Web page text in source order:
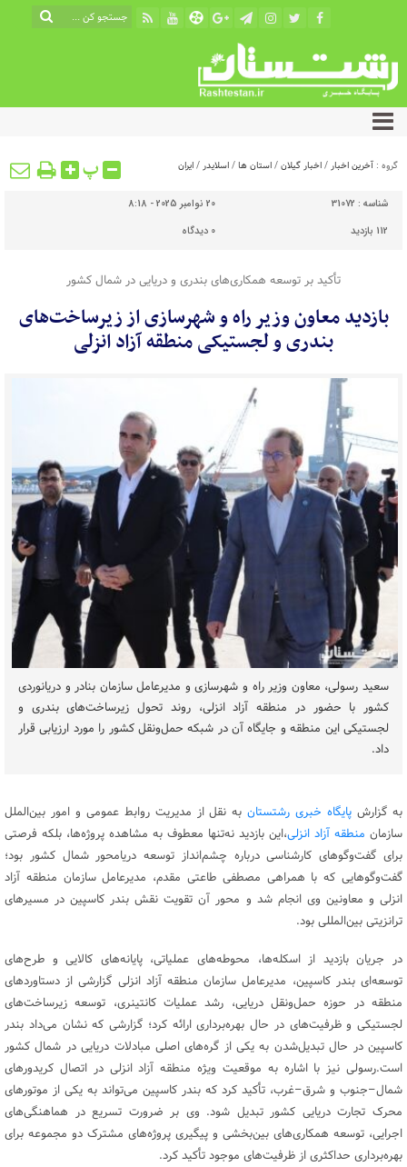
گروه : آخرین اخبار/اخبار گیلان/استان ها/اسلایدر/ایران پ
شناسه : 31072
20 نوامبر 2025 - 8:18
112 بازدید
0 دیدگاه
تأکید بر توسعه همکاری‌های بندری و دریایی در شمال کشور
بازدید معاون وزیر راه و شهرسازی از زیرساخت‌های
بندری و لجستیکی منطقه آزاد انزلی
سعید رسولی، معاون وزیر راه و شهرسازی و مدیرعامل سازمان بنادر و دریانوردی
کشور با حضور در منطقه آزاد انزلی، روند تحول زیرساخت‌های بندری و
لجستیکی این منطقه و جایگاه آن در شبکه حمل‌ونقل کشور را مورد ارزیابی قرار
داد.
به گزارش پایگاه خبری رشتستانبه نقل از مدیریت روابط عمومی و امور بین‌الملل
سازمان منطقه آزاد انزلی،این بازدید نه‌تنها معطوف به مشاهده پروژه‌ها، بلکه فرصتی
برای گفت‌وگوهای کارشناسی درباره چشم‌انداز توسعه دریامحور شمال کشور بود؛
گفت‌وگوهایی که با همراهی مصطفی طاعتی مقدم، مدیرعامل سازمان منطقه آزاد
انزلی و معاونین وی انجام شد و محور آن تقویت نقش بندر کاسپین در مسیرهای
ترانزیتی بین‌المللی بود.
در جریان بازدید از اسکله‌ها، محوطه‌های عملیاتی، پایانه‌های کالایی و طرح‌های
توسعه‌ای بندر کاسپین، مدیرعامل سازمان منطقه آزاد انزلی گزارشی از دستاوردهای
منطقه در حوزه حمل‌ونقل دریایی، رشد عملیات کانتینری، توسعه زیرساخت‌های
لجستیکی و ظرفیت‌های در حال بهره‌برداری ارائه کرد؛ گزارشی که نشان می‌داد بندر
کاسپین در حال تبدیل‌شدن به یکی از گره‌های اصلی مبادلات دریایی در شمال کشور
است.رسولی نیز با اشاره به موقعیت ویژه منطقه آزاد انزلی در اتصال کریدورهای
شمال–جنوب و شرق–غرب، تأکید کرد که بندر کاسپین می‌تواند به یکی از موتورهای
محرک تجارت دریایی کشور تبدیل شود. وی بر ضرورت تسریع در هماهنگی‌های
اجرایی، توسعه همکاری‌های بین‌بخشی و پیگیری پروژه‌های مشترک دو مجموعه برای
بهره‌برداری حداکثری از ظرفیت‌های موجود تأکید کرد.